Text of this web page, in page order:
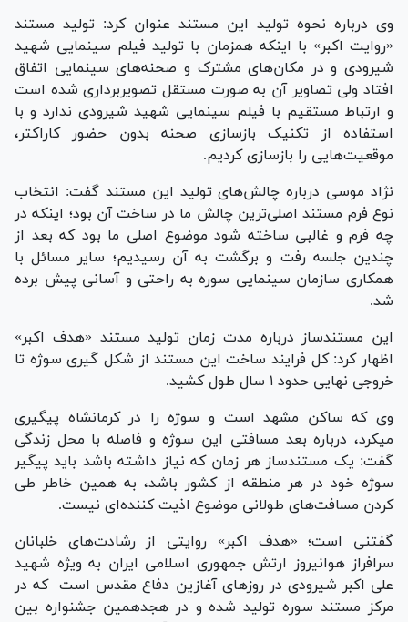
وی درباره نحوه تولید این مستند عنوان کرد: تولید مستند
«روایت اکبر» با اینکه همزمان با تولید فیلم سینمایی شهید
شیرودی و در مکان‌های مشترک و صحنه‌های سینمایی اتفاق
افتاد ولی تصاویر آن به صورت مستقل تصویربرداری شده است
و ارتباط مستقیم با فیلم سینمایی شهید شیرودی ندارد و با
استفاده از تکنیک بازسازی صحنه بدون حضور کاراکتر،
موقعیت‌هایی را بازسازی کردیم.
نژاد موسی درباره چالش‌های تولید این مستند گفت: انتخاب
نوع فرم مستند اصلی‌ترین چالش ما در ساخت آن بود؛ اینکه در
چه فرم و غالبی ساخته شود موضوع اصلی ما بود که بعد از
چندین جلسه رفت و برگشت به آن رسیدیم؛ سایر مسائل با
همکاری سازمان سینمایی سوره به راحتی و آسانی پیش برده
شد.
این مستندساز درباره مدت زمان تولید مستند «هدف اکبر»
اظهار کرد: کل فرایند ساخت این مستند از شکل گیری سوژه تا
خروجی نهایی حدود ۱ سال طول کشید.
وی که ساکن مشهد است و سوژه را در کرمانشاه پیگیری
میکرد، درباره بعد مسافتی این سوژه و فاصله با محل زندگی
گفت: یک مستندساز هر زمان که نیاز داشته باشد باید پیگیر
سوژه خود در هر منطقه از کشور باشد، به همین خاطر طی
کردن مسافت‌های طولانی موضوع اذیت کننده‌ای نیست.
گفتنی است؛ «هدف اکبر» روایتی از رشادت‌های خلبانان
سرافراز هوانیروز ارتش جمهوری اسلامی ایران به ویژه شهید
علی اکبر شیرودی در روز‌های آغازین دفاع مقدس است که در
مرکز مستند سوره تولید شده و در هجدهمین جشنواره بین